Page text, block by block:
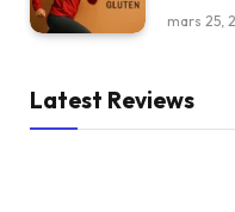
mars 25,
Latest Reviews